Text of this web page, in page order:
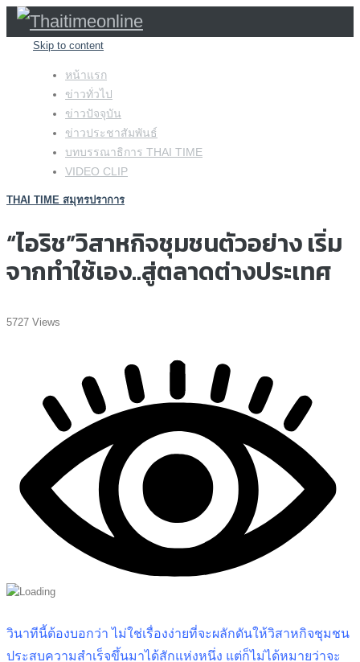
Skip to content
หน้าแรก
ข่าวทั่วไป
ข่าวปัจจุบัน
ข่าวประชาสัมพันธ์
บทบรรณาธิการ THAI TIME
VIDEO CLIP
THAI TIME สมุทรปราการ
“ไอริช”วิสาหกิจชุมชนตัวอย่าง เริ่ม
จากทำใช้เอง..สู่ตลาดต่างประเทศ
5727 Views
วินาทีนี้ต้องบอกว่า ไม่ใช่เรื่องง่ายที่จะผลักดันให้วิสาหกิจชุมชน
ประสบความสำเร็จขึ้นมาได้สักแห่งหนึ่ง แต่ก็ไม่ได้หมายว่าจะ